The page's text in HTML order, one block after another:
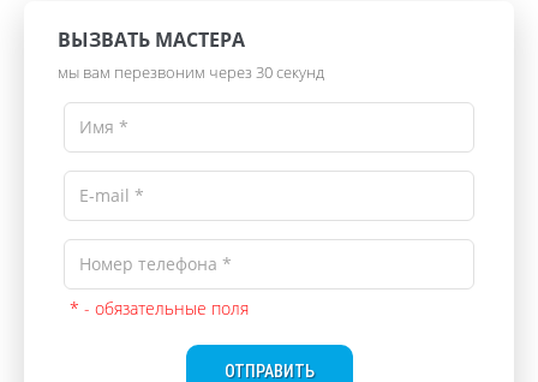
ВЫЗВАТЬ МАСТЕРА
мы вам перезвоним через 30 секунд
* - обязательные поля
ОТПРАВИТЬ